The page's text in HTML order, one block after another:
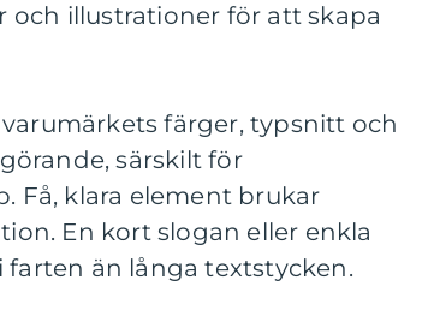
illustrationer för att skapa
färger, typsnitt och
särskilt för
Få, klara element brukar
En kort slogan eller enkla
än långa textstycken.